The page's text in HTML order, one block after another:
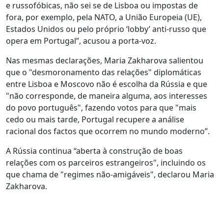
e russofóbicas, não sei se de Lisboa ou impostas de
fora, por exemplo, pela NATO, a União Europeia (UE),
Estados Unidos ou pelo próprio ‘lobby’ anti-russo que
opera em Portugal”, acusou a porta-voz.
Nas mesmas declarações, Maria Zakharova salientou
que o "desmoronamento das relações" diplomáticas
entre Lisboa e Moscovo não é escolha da Rússia e que
"não corresponde, de maneira alguma, aos interesses
do povo português", fazendo votos para que "mais
cedo ou mais tarde, Portugal recupere a análise
racional dos factos que ocorrem no mundo moderno”.
A Rússia continua “aberta à construção de boas
relações com os parceiros estrangeiros", incluindo os
que chama de "regimes não-amigáveis", declarou Maria
Zakharova.